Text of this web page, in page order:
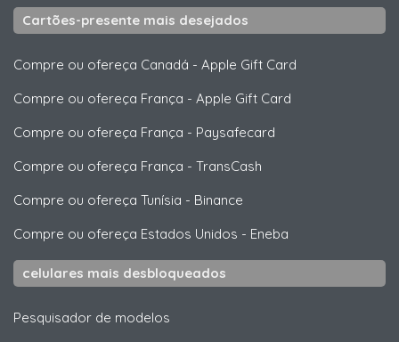
Cartões-presente mais desejados
Compre ou ofereça Canadá - Apple Gift Card
Compre ou ofereça França - Apple Gift Card
Compre ou ofereça França - Paysafecard
Compre ou ofereça França - TransCash
Compre ou ofereça Tunísia - Binance
Compre ou ofereça Estados Unidos - Eneba
celulares mais desbloqueados
Pesquisador de modelos